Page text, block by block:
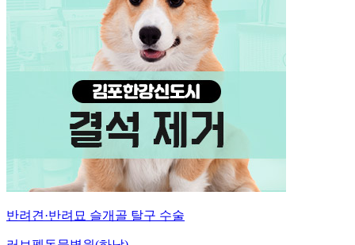
반려견·반려묘 슬개골 탈구 수술